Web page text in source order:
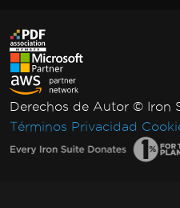
Derechos de Autor © Iron
Términos Privacidad